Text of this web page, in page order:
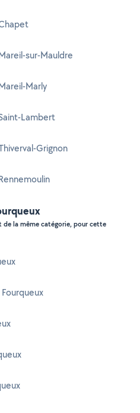
sur-Mauldre
Marly
Lambert
Grignon
la même catégorie, pour cette